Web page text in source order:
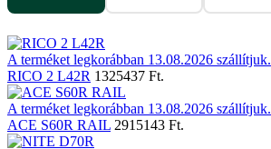
A terméket legkorábban 13.08.2026 szállítjuk.
RICO 2 L42R 1325437 Ft.
A terméket legkorábban 13.08.2026 szállítjuk.
ACE S60R RAIL 2915143 Ft.